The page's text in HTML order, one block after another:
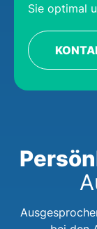
Sie optimal